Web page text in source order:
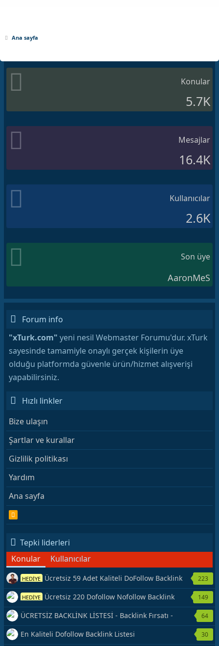
Ana sayfa
Konular
5.7K
Mesajlar
16.4K
Kullanıcılar
2.6K
Son üye
AaronMeS
Forum info
"xTurk.com" yeni nesil Webmaster Forumu'dur. xTurk
sayesinde tamamiyle onaylı gerçek kişilerin üye
olduğu platformda güvenle ürün/hizmet alışverişi
yapabilirsiniz.
Hızlı linkler
Bize ulaşın
Şartlar ve kurallar
Gizlilik politikası
Yardım
Ana sayfa
S
Tepki liderleri
Konular
Kullanıcılar
HEDİYE Ücretsiz 59 Adet Kaliteli DoFollow Backlink
Kaynağı Veriyorum.
223
HEDİYE Ücretsiz 220 Dofollow Nofollow Backlink
Veriyorum
149
ÜCRETSİZ BACKLİNK LİSTESİ - Backlink Fırsatı -
Hemen Yetiş!
64
En Kaliteli Dofollow Backlink Listesi 30